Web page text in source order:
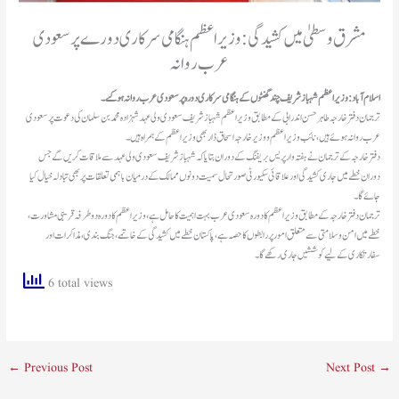
مشرق وسطیٰ میں کشیدگی: وزیراعظم ہنگامی سرکاری دورے پر سعودی
عرب روانہ
اسلام آباد: وزیراعظم شہباز شریف چند گھنٹوں کے ہنگامی سرکاری دورہ پر سعودی عرب روانہ ہوگئے۔
ترجمان دفتر خارجہ طاہر حسن اندرابی کے مطابق وزیراعظم شہباز شریف سعودی ولی عہد شہزادہ محمد بن سلمان کی دعوت پر سعودی
عرب روانہ ہوئے ہیں، نائب وزیراعظم و وزیر خارجہ اسحاق ڈار بھی وزیراعظم کے ہمراہ ہیں۔
دفتر خارجہ کے ترجمان نے ہفتہ وار پریس بریفنگ کے دوران بتایا کہ شہباز شریف سعودی ولی عہد سے ملاقات کریں گے جس
دوران خطے میں جاری کشیدگی اور علاقائی سکیورٹی صورتحال سمیت دونوں ممالک کے درمیان باہمی تعلقات پر بھی تبادلہ خیال کیا
جائے گا۔
ترجمان دفتر خارجہ کے مطابق وزیر اعظم کا دورہ سعودی عرب بہت اہمیت کا حامل ہے، وزیراعظم کا دورہ دو طرفہ قریبی مشاورت،
خطے میں امن و سلامتی سے متعلق امور پر رابطوں کا حصہ ہے، پاکستان خطے میں کشیدگی کے خاتمے، جنگ بندی، مذاکرات اور
سفارتکاری کے لیے کوششیں جاری رکھے گا۔
6 total views
← Previous Post Next Post →